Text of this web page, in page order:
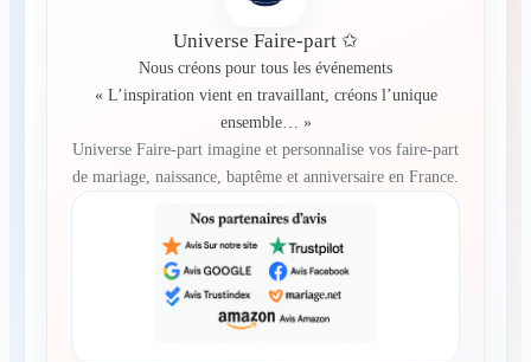
Universe Faire-part ✩
Nous créons pour tous les événements
« L’inspiration vient en travaillant, créons l’unique
ensemble… »
Universe Faire-part imagine et personnalise vos faire-part
de mariage, naissance, baptême et anniversaire en France.